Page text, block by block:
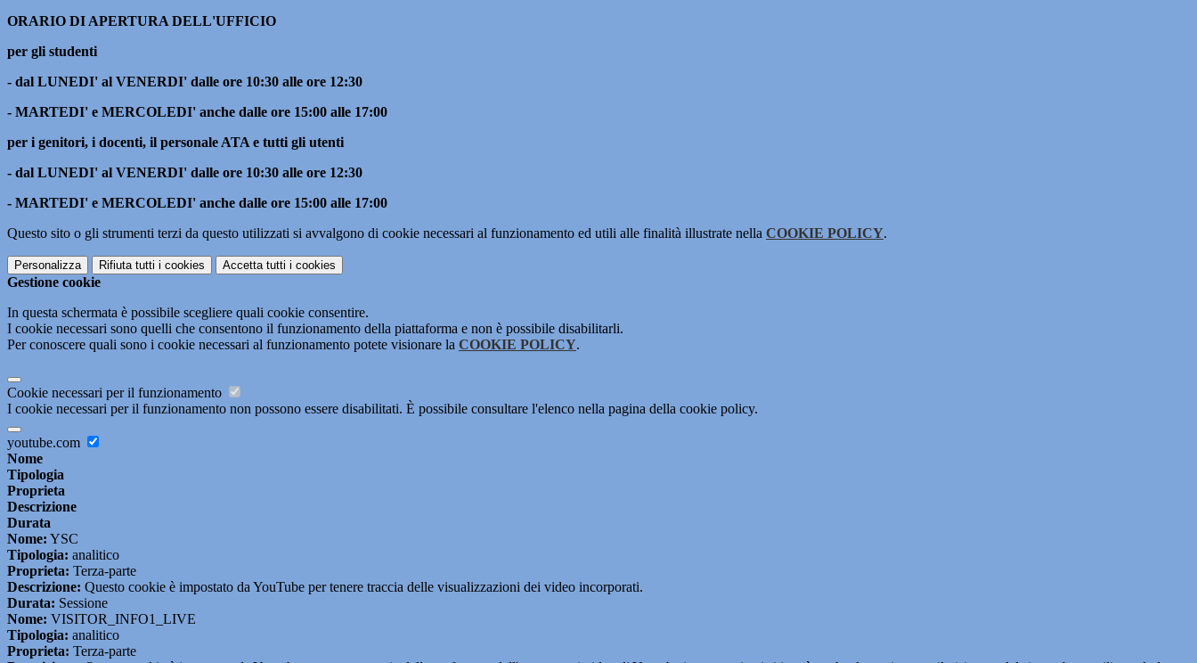
ORARIO DI APERTURA DELL'UFFICIO
per gli studenti
- dal LUNEDI' al VENERDI' dalle ore 10:30 alle ore 12:30
- MARTEDI' e MERCOLEDI' anche dalle ore 15:00 alle 17:00
per i genitori, i docenti, il personale ATA e tutti gli utenti
- dal LUNEDI' al VENERDI' dalle ore 10:30 alle ore 12:30
- MARTEDI' e MERCOLEDI' anche dalle ore 15:00 alle 17:00
Questo sito o gli strumenti terzi da questo utilizzati si avvalgono di cookie necessari al funzionamento ed utili alle finalità illustrate nella COOKIE POLICY.
Personalizza Rifiuta tutti i cookies Accetta tutti i cookies
Gestione cookie
In questa schermata è possibile scegliere quali cookie consentire.
I cookie necessari sono quelli che consentono il funzionamento della piattaforma e non è possibile disabilitarli.
Per conoscere quali sono i cookie necessari al funzionamento potete visionare la COOKIE POLICY.
Cookie necessari per il funzionamento
I cookie necessari per il funzionamento non possono essere disabilitati. È possibile consultare l'elenco nella pagina della cookie policy.
youtube.com
Nome
Tipologia
Proprieta
Descrizione
Durata
Nome: YSC
Tipologia: analitico
Proprieta: Terza-parte
Descrizione: Questo cookie è impostato da YouTube per tenere traccia delle visualizzazioni dei video incorporati.
Durata: Sessione
Nome: VISITOR_INFO1_LIVE
Tipologia: analitico
Proprieta: Terza-parte